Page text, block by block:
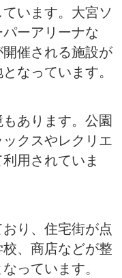
います。大宮ソ
ーアリーナな
催される施設が
なっています。
あります。公園
クスやレクリエ
用されていま
り、住宅街が点
、商店などが整
っています。